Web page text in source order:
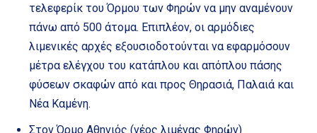
τελεφερίκ του Όρμου των Φηρών να μην αναμένουν
πάνω από 500 άτομα. Επιπλέον, οι αρμόδιες
λιμενικές αρχές εξουσιοδοτούνται να εφαρμόσουν
μέτρα ελέγχου του κατάπλου και απόπλου πάσης
φύσεων σκαφών από και προς Θηρασιά, Παλαιά και
Νέα Καμένη.
Στον Όρμο Αθηνιός (νέος λιμένας Φηρών)